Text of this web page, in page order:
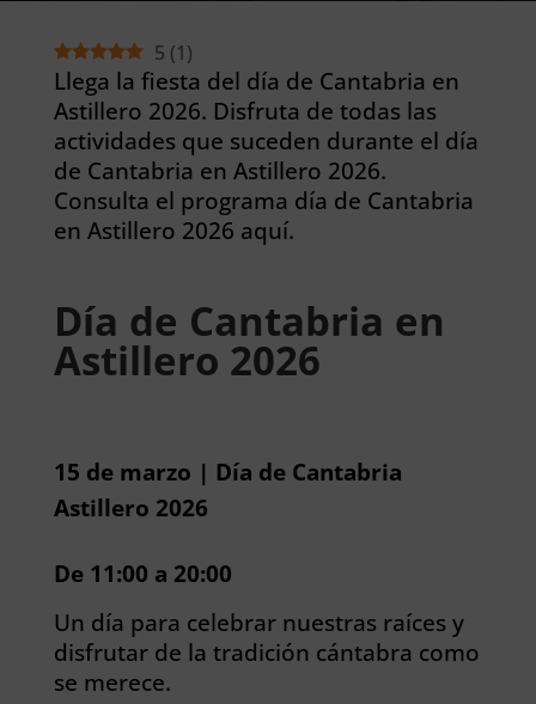
5 (1)
Llega la fiesta del día de Cantabria en
Astillero 2026. Disfruta de todas las
actividades que suceden durante el día
de Cantabria en Astillero 2026.
Consulta el programa día de Cantabria
en Astillero 2026 aquí.
Día de Cantabria en
Astillero 2026
15 de marzo | Día de Cantabria
Astillero 2026
De 11:00 a 20:00
Un día para celebrar nuestras raíces y
disfrutar de la tradición cántabra como
se merece.